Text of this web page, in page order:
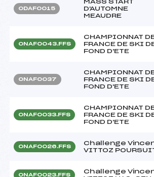
ODAF0015
MASS START
D'AUTOMNE
MEAUDRE
ONAF0043.FFS
CHAMPIONNAT
FRANCE DE SKI
FOND D'ETE
ONAF0037
CHAMPIONNAT
FRANCE DE SKI
FOND D'ETE
ONAF0033.FFS
CHAMPIONNAT
FRANCE DE SKI
FOND D'ETE
ONAF0026.FFS
Challenge
VITTOZ
ONAF0023.FFS
Challenge